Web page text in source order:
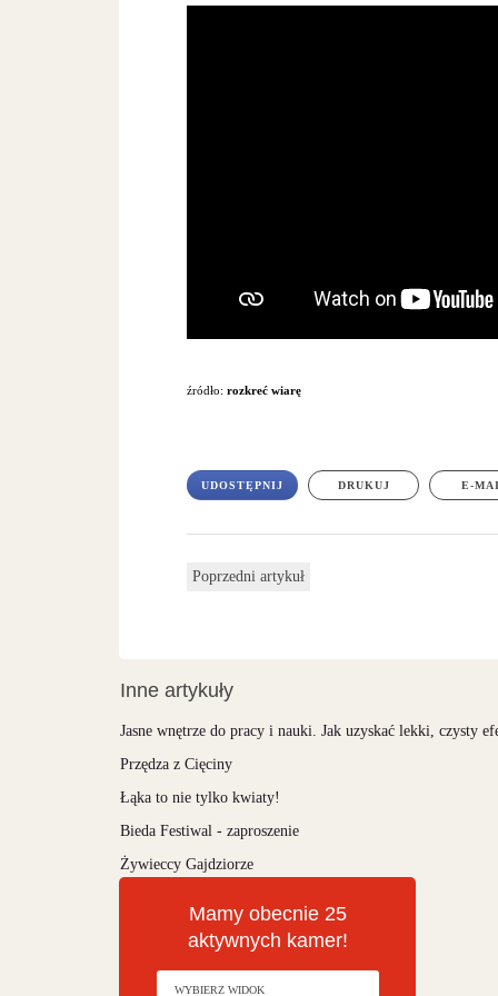
źródło: rozkreć wiarę
UDOSTĘPNIJ DRUKUJ E-
Poprzedni artykuł
Inne artykuły
Jasne wnętrze do pracy i nauki. Jak uzyskać lekki, czysty
Przędza z Cięciny
Łąka to nie tylko kwiaty!
Bieda Festiwal - zaproszenie
Żywieccy Gajdziorze
Mamy obecnie 25
aktywnych kamer!